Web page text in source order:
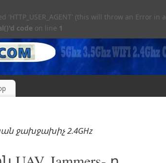
'HTTP_USER_AGENT' (this will throw an Error in
code on line 1
ջախջախիչ 2.4GHz